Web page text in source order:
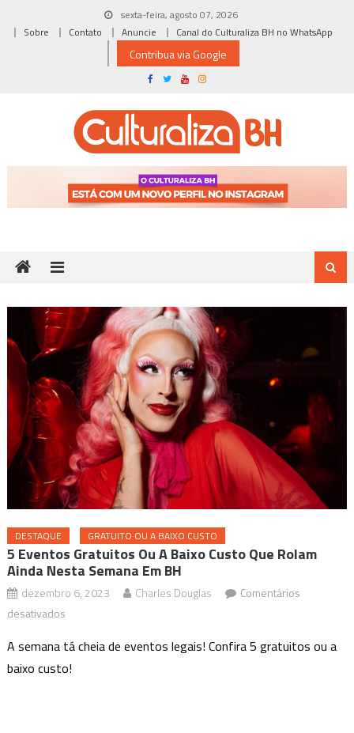
sexta-feira, agosto 07, 2026
Sobre
Contato Anuncie Canal do Culturaliza BH no WhatsApp
Contribua via Google
DESTAQUE GRATUITO OU A BAIXO CUSTO
5 Eventos Gratuitos Ou A Baixo Custo Que Rolam
Ainda Nesta Semana Em BH
dezembro 6, 2023 Charles Douglas
Comentários
desativadosem
eventos
gratuitos
A semana tá cheia de eventos legais! Confira 5 gratuitos ou a
baixo custo!